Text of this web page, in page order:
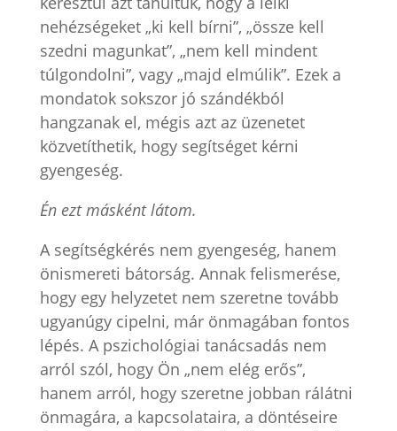
nehézségeket „ki kell bírni”, „össze kell
szedni magunkat”, „nem kell mindent
túlgondolni”, vagy „majd elmúlik”. Ezek a
mondatok sokszor jó szándékból
hangzanak el, mégis azt az üzenetet
közvetíthetik, hogy segítséget kérni
gyengeség.
Én ezt másként látom.
A segítségkérés nem gyengeség, hanem
önismereti bátorság. Annak felismerése,
hogy egy helyzetet nem szeretne tovább
ugyanúgy cipelni, már önmagában fontos
lépés. A pszichológiai tanácsadás nem
arról szól, hogy Ön „nem elég erős”,
hanem arról, hogy szeretne jobban rálátni
önmagára, a kapcsolataira, a döntéseire